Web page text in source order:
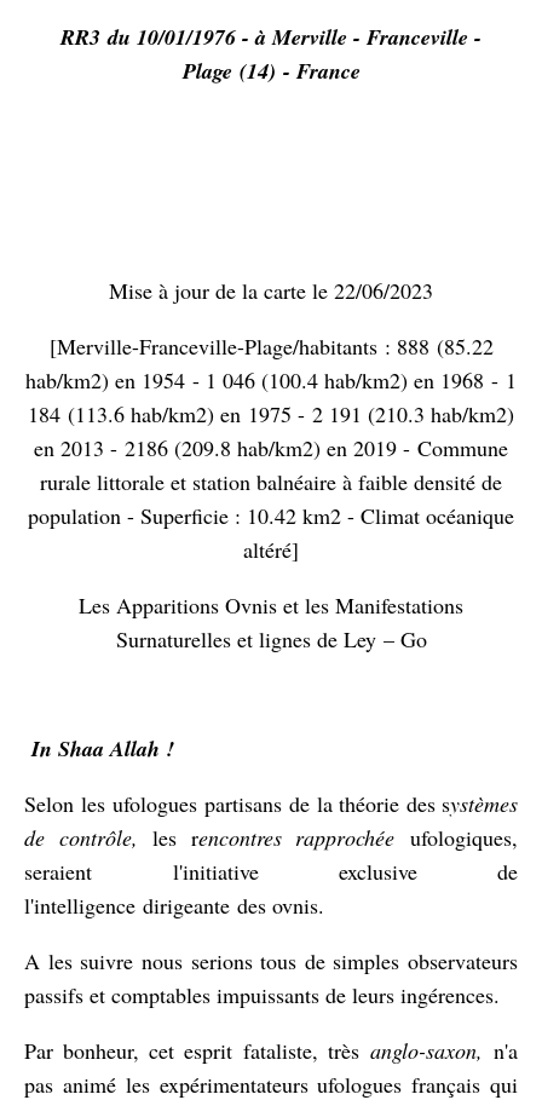
RR3du 10/01/1976 - à Merville - Franceville -
Plage (14) - France
Mise à jour de la carte le 22/06/2023
[Merville-Franceville-Plage/habitants : 888 (85.22
hab/km2) en 1954 - 1 046 (100.4 hab/km2) en 1968 - 1
184 (113.6 hab/km2) en 1975 - 2 191 (210.3 hab/km2)
en 2013 - 2186 (209.8 hab/km2) en 2019 - Commune
rurale littorale et station balnéaire à faible densité de
population - Superficie : 10.42 km2 - Climat océanique
altéré]
Les Apparitions Ovnis et les Manifestations
Surnaturelles et lignes de Ley – Go
In Shaa Allah !
Selon les ufologues partisans de la théorie des systèmes
de contrôle, les rencontres rapprochée ufologiques,
seraient l'initiative exclusive de
l'intelligence dirigeante des ovnis.
A les suivre nous serions tous de simples observateurs
passifs et comptables impuissants de leurs ingérences.
Par bonheur, cet esprit fataliste, très anglo-saxon, n'a
pas animé les expérimentateurs ufologues français qui